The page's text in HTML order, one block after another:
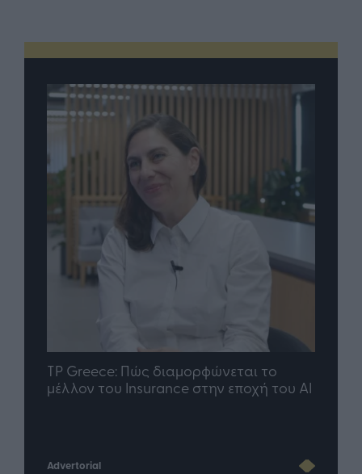
TP Greece: Πώς διαμορφώνεται το
μέλλον του Insurance στην εποχή του AI
Advertorial